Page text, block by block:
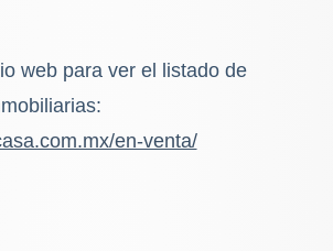
web para ver el listado de
en-venta/